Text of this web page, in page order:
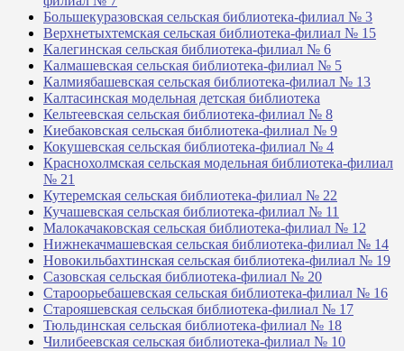
Большекуразовская сельская библиотека-филиал № 3
Верхнетыхтемская сельская библиотека-филиал № 15
Калегинская сельская библиотека-филиал № 6
Калмашевская сельская библиотека-филиал № 5
Калмиябашевская сельская библиотека-филиал № 13
Калтасинская модельная детская библиотека
Кельтеевская сельская библиотека-филиал № 8
Киебаковская сельская библиотека-филиал № 9
Кокушевская сельская библиотека-филиал № 4
Краснохолмская сельская модельная библиотека-филиал
№ 21
Кутеремская сельская библиотека-филиал № 22
Кучашевская сельская библиотека-филиал № 11
Малокачаковская сельская библиотека-филиал № 12
Нижнекачмашевская сельская библиотека-филиал № 14
Новокильбахтинская сельская библиотека-филиал № 19
Сазовская сельская библиотека-филиал № 20
Староорьебашевская сельская библиотека-филиал № 16
Старояшевская сельская библиотека-филиал № 17
Тюльдинская сельская библиотека-филиал № 18
Чилибеевская сельская библиотека-филиал № 10